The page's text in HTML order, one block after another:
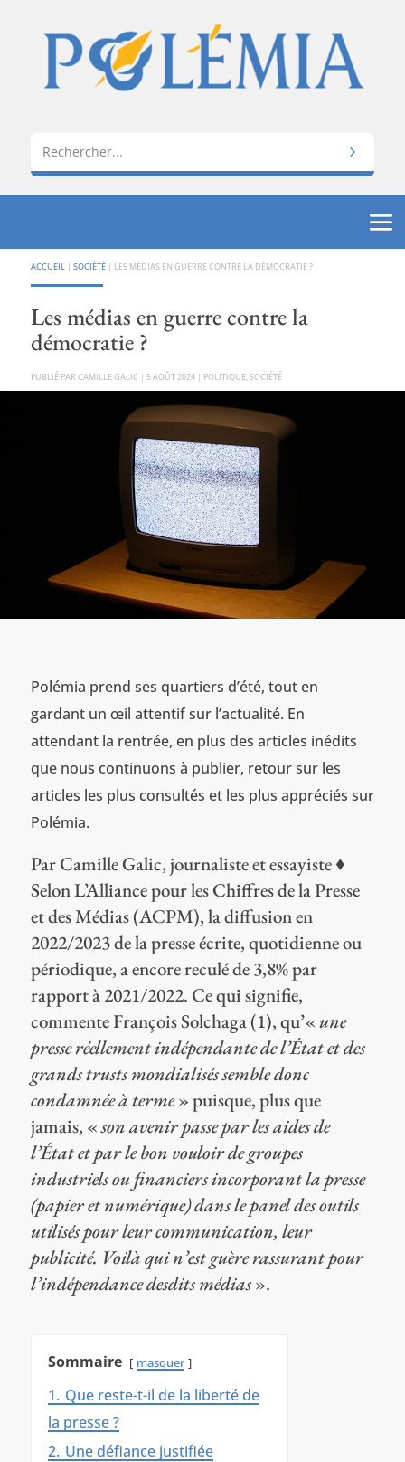
ACCUEIL | SOCIÉTÉ| LES MÉDIAS EN GUERRE CONTRE LA DÉMOCRATIE ?
Les médias en guerre contre la
démocratie ?
PAR CAMILLE GALIC | 5 AOÛT 2024| POLITIQUE, SOCIÉTÉ
Polémia prend ses quartiers d’été, tout en
gardant un œil attentif sur l’actualité. En
attendant la rentrée, en plus des articles inédits
que nous continuons à publier, retour sur les
articles les plus consultés et les plus appréciés sur
Polémia.
Par Camille Galic, journaliste et essayiste ♦
Selon L’Alliance pour les Chiffres de la Presse
et des Médias (ACPM), la diffusion en
2022/2023 de la presse écrite, quotidienne ou
périodique, a encore reculé de 3,8% par
rapport à 2021/2022. Ce qui signifie,
commente François Solchaga (1), qu’«une
presse réellement indépendante de l’État et des
grands trusts mondialisés semble donc
condamnée à terme» puisque, plus que
jamais, «son avenir passe par les aides de
l’État et par le bon vouloir de groupes
industriels ou financiers incorporant la presse
(papier et numérique) dans le panel des outils
utilisés pour leur communication, leur
publicité. Voilà qui n’est guère rassurant pour
l’indépendance desdits médias».
Sommaire masquer
1. Que reste-t-il de la liberté de
la presse ?
2. Une défiance justifiée